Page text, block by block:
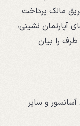
مالک پرداخت
نشینی،
را بیان
و سایر